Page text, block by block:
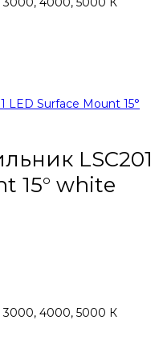
LSC201
15° white
3000, 4000, 5000 К